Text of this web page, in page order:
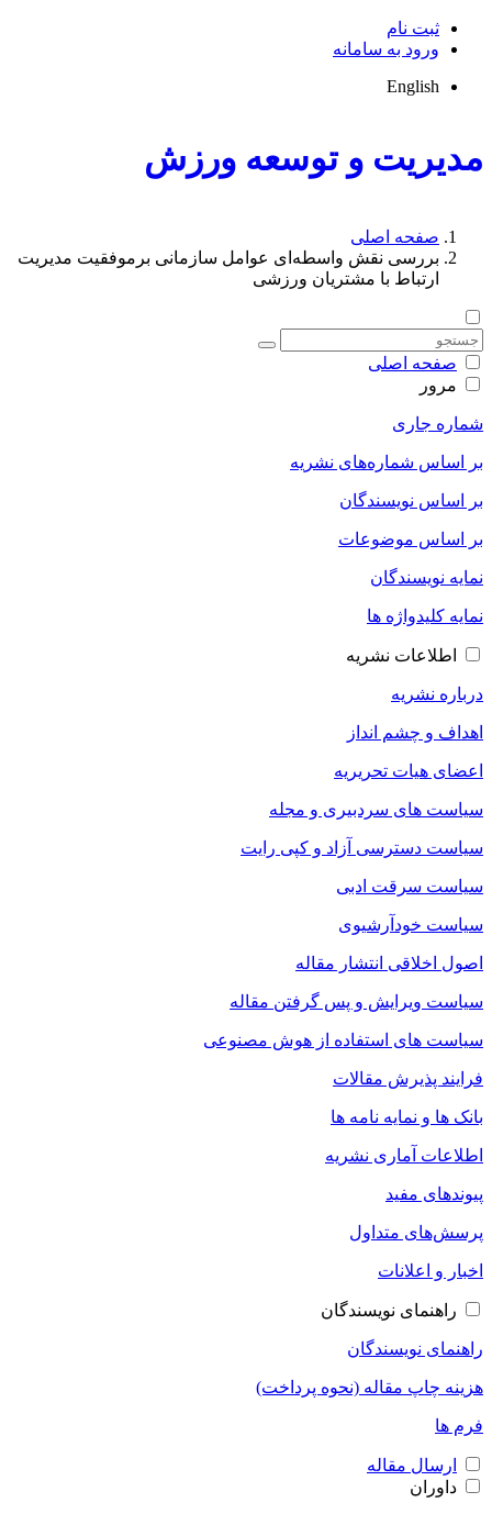
ثبت نام
ورود به سامانه
English
مدیریت و توسعه ورزش
صفحه اصلی
بررسی نقش واسطه‌ای عوامل سازمانی برموفقیت مدیریت
ارتباط با مشتریان ورزشی
صفحه اصلی
مرور
شماره جاری
بر اساس شماره‌های نشریه
بر اساس نویسندگان
بر اساس موضوعات
نمایه نویسندگان
نمایه کلیدواژه ها
اطلاعات نشریه
درباره نشریه
اهداف و چشم انداز
اعضای هیات تحریریه
سیاست های سردبیری و مجله
سیاست دسترسی آزاد و کپی رایت
سیاست سرقت ادبی
سیاست خودآرشیوی
اصول اخلاقی انتشار مقاله
سیاست ویرایش و پس گرفتن مقاله
سیاست های استفاده از هوش مصنوعی
فرایند پذیرش مقالات
بانک ها و نمایه نامه ها
اطلاعات آماری نشریه
پیوندهای مفید
پرسش‌های متداول
اخبار و اعلانات
راهنمای نویسندگان
راهنمای نویسندگان
هزینه چاپ مقاله (نحوه پرداخت)
فرم ها
ارسال مقاله
داوران